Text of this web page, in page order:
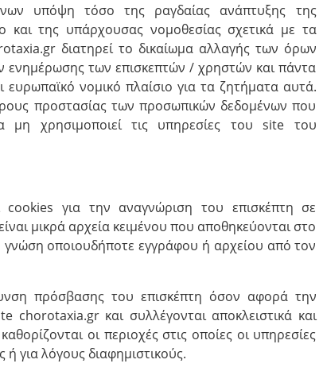
υπόψη τόσο της ραγδαίας ανάπτυξης της
και της υπάρχουσας νομοθεσίας σχετικά με τα
διατηρεί το δικαίωμα αλλαγής των όρων
των επισκεπτών / χρηστών και πάντα
νομικό πλαίσιο για τα ζητήματα αυτά.
προστασίας των προσωπικών δεδομένων που
μη χρησιμοποιεί τις υπηρεσίες του site του
για την αναγνώριση του επισκέπτη σε
μικρά αρχεία κειμένου που αποθηκεύονται στο
γνώση οποιουδήποτε εγγράφου ή αρχείου από τον
πρόσβασης του επισκέπτη όσον αφορά την
chorotaxia.gr και συλλέγονται αποκλειστικά και
οι περιοχές στις οποίες οι υπηρεσίες
για λόγους διαφημιστικούς.